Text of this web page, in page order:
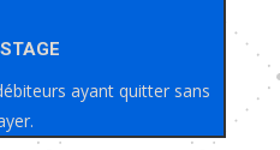
ayant quitter sans